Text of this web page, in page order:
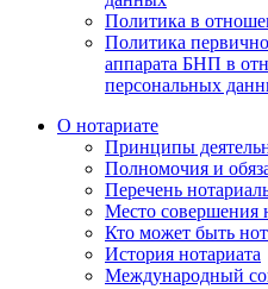
Политика в
Политика
аппарата БНП в
персональных
О нотариате
Принципы
Полномочия и
Перечень
Место совершения
Кто может быть
История нотариата
Международный